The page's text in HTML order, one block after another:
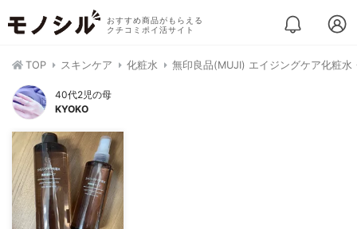
おすすめ商品がもらえる
クチコミポイ活サイト
TOP スキンケア 化粧水 無印良品(MUJI) エイジングケア化粧水
40代2児の母
KYOKO